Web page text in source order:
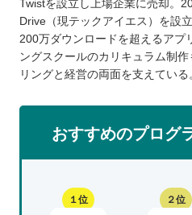
Twistを設立し上場企業に売却。
Drive（現テックアイエス）を設
200万ダウンロードを超えるアプ
ングスクールのカリキュラム制
リングと経営の両面を支えている
おすすめのプログ
１位 ２位